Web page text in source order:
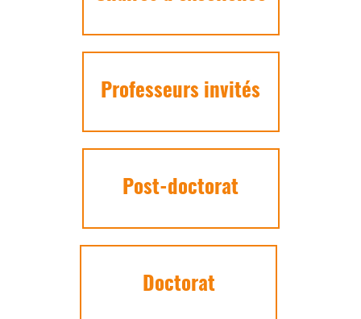
Professeurs invités
Post-doctorat
Doctorat